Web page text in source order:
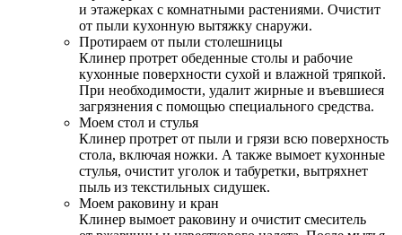
и этажерках с комнатными растениями. Очистит
от пыли кухонную вытяжку снаружи.
Протираем от пыли столешницы
Клинер протрет обеденные столы и рабочие
кухонные поверхности сухой и влажной тряпкой.
При необходимости, удалит жирные и въевшиеся
загрязнения с помощью специального средства.
Моем стол и стулья
Клинер протрет от пыли и грязи всю поверхность
стола, включая ножки. А также вымоет кухонные
стулья, очистит уголок и табуретки, вытряхнет
пыль из текстильных сидушек.
Моем раковину и кран
Клинер вымоет раковину и очистит смеситель